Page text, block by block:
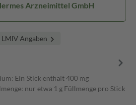
Arzneimittel GmbH
LMIV Angaben
Ein Stick enthält 400 mg
nur etwa 1 g Füllmenge pro Stick